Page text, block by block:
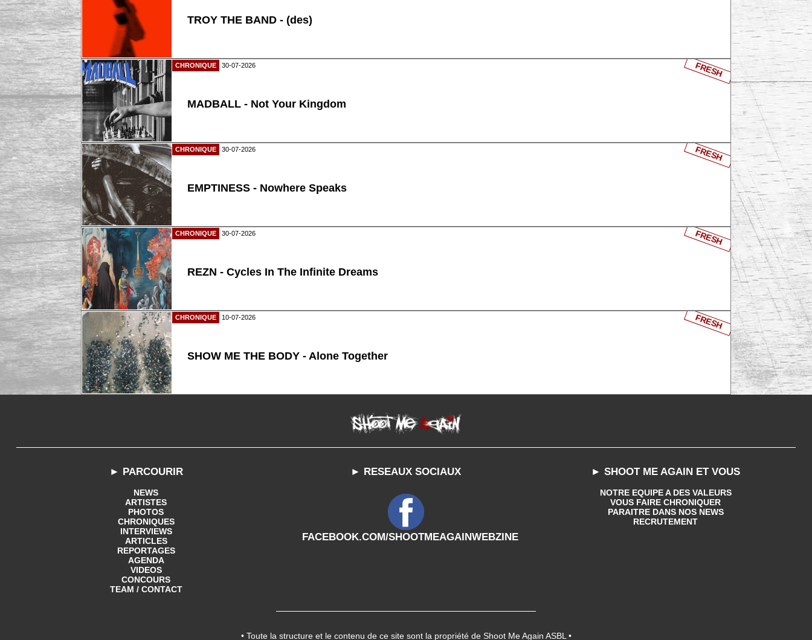
TROY THE BAND - (des)
CHRONIQUE 30-07-2026
MADBALL - Not Your Kingdom
FRESH
CHRONIQUE 30-07-2026
EMPTINESS - Nowhere Speaks
FRESH
CHRONIQUE 30-07-2026
REZN - Cycles In The Infinite Dreams
FRESH
CHRONIQUE 10-07-2026
SHOW ME THE BODY - Alone Together
FRESH
► PARCOURIR
NEWS
ARTISTES
PHOTOS
CHRONIQUES
INTERVIEWS
ARTICLES
REPORTAGES
AGENDA
VIDEOS
CONCOURS
TEAM / CONTACT
► RESEAUX SOCIAUX
FACEBOOK.COM/SHOOTMEAGAINWEBZINE
► SHOOT ME AGAIN ET VOUS
NOTRE EQUIPE A DES VALEURS
VOUS FAIRE CHRONIQUER
PARAITRE DANS NOS NEWS
RECRUTEMENT
• Toute la structure et le contenu de ce site sont la propriété de Shoot Me Again ASBL •